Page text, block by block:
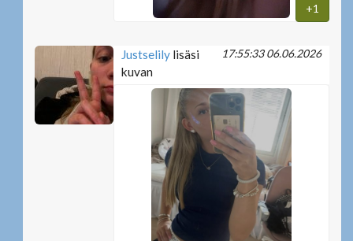
+1
17:55:33 06.06.2026
Justselily lisäsi
kuvan